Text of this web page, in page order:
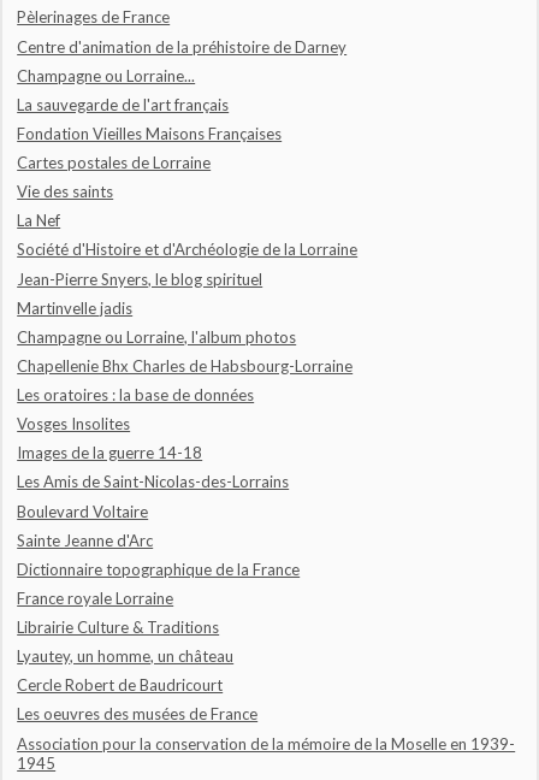
Pèlerinages de France
Centre d'animation de la préhistoire de Darney
Champagne ou Lorraine...
La sauvegarde de l'art français
Fondation Vieilles Maisons Françaises
Cartes postales de Lorraine
Vie des saints
La Nef
Société d'Histoire et d'Archéologie de la Lorraine
Jean-Pierre Snyers, le blog spirituel
Martinvelle jadis
Champagne ou Lorraine, l'album photos
Chapellenie Bhx Charles de Habsbourg-Lorraine
Les oratoires : la base de données
Vosges Insolites
Images de la guerre 14-18
Les Amis de Saint-Nicolas-des-Lorrains
Boulevard Voltaire
Sainte Jeanne d'Arc
Dictionnaire topographique de la France
France royale Lorraine
Librairie Culture & Traditions
Lyautey, un homme, un château
Cercle Robert de Baudricourt
Les oeuvres des musées de France
Association pour la conservation de la mémoire de la Moselle en 1939-
1945